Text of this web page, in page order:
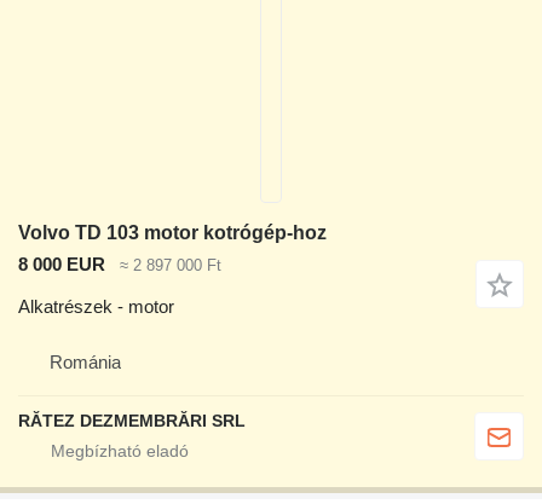
Volvo TD 103 motor kotrógép-hoz
8 000 EUR
≈ 2 897 000 Ft
Alkatrészek - motor
Románia
RĂTEZ DEZMEMBRĂRI SRL